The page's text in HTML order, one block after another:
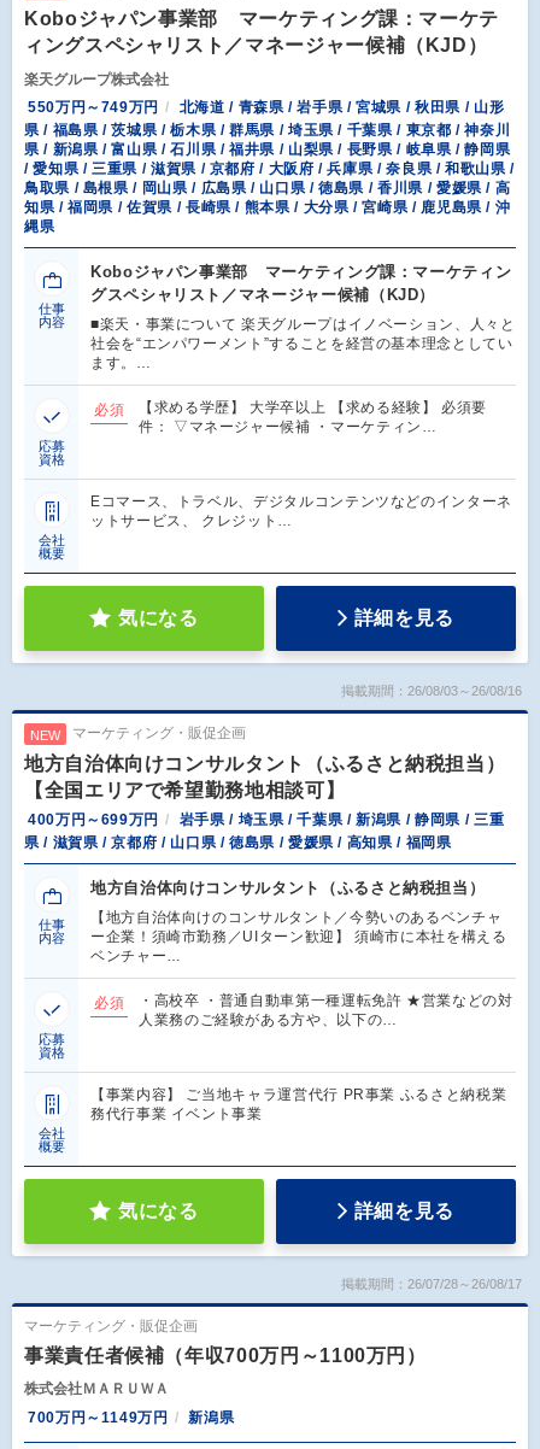
Koboジャパン事業部 マーケティング課：マーケテ
ィングスペシャリスト／マネージャー候補（KJD）
楽天グループ株式会社
550万円～749万円
北海道 / 青森県 / 岩手県 / 宮城県 / 秋田県 / 山形
県 / 福島県 / 茨城県 / 栃木県 / 群馬県 / 埼玉県 / 千葉県 / 東京都 / 神奈川
県 / 新潟県 / 富山県 / 石川県 / 福井県 / 山梨県 / 長野県 / 岐阜県 / 静岡県
/ 愛知県 / 三重県 / 滋賀県 / 京都府 / 大阪府 / 兵庫県 / 奈良県 / 和歌山県 /
鳥取県 / 島根県 / 岡山県 / 広島県 / 山口県 / 徳島県 / 香川県 / 愛媛県 / 高
知県 / 福岡県 / 佐賀県 / 長崎県 / 熊本県 / 大分県 / 宮崎県 / 鹿児島県 / 沖
縄県
仕事
内容
Koboジャパン事業部 マーケティング課：マーケティン
グスペシャリスト／マネージャー候補（KJD）
■楽天・事業について 楽天グループはイノベーション、人々と
社会を“エンパワーメント”することを経営の基本理念としてい
ます。…
応募
資格
必須
【求める学歴】 大学卒以上 【求める経験】 必須要
件： ▽マネージャー候補 ・マーケティン…
会社
概要
Eコマース、トラベル、デジタルコンテンツなどのインターネ
ットサービス、 クレジット…
気になる 詳細を見る
掲載期間：26/08/03～26/08/16
NEW マーケティング・販促企画
地方自治体向けコンサルタント（ふるさと納税担当）
【全国エリアで希望勤務地相談可】
400万円～699万円
岩手県 / 埼玉県 / 千葉県 / 新潟県 / 静岡県 / 三重
県 / 滋賀県 / 京都府 / 山口県 / 徳島県 / 愛媛県 / 高知県 / 福岡県
仕事
内容
地方自治体向けコンサルタント（ふるさと納税担当）
【地方自治体向けのコンサルタント／今勢いのあるベンチャ
ー企業！須崎市勤務／UIターン歓迎】 須崎市に本社を構える
ベンチャー…
応募
資格
必須
・高校卒 ・普通自動車第一種運転免許 ★営業などの対
人業務のご経験がある方や、以下の…
会社
概要
【事業内容】 ご当地キャラ運営代行 PR事業 ふるさと納税業
務代行事業 イベント事業
気になる 詳細を見る
掲載期間：26/07/28～26/08/17
マーケティング・販促企画
事業責任者候補（年収700万円～1100万円）
株式会社ＭＡＲＵＷＡ
700万円～1149万円
新潟県